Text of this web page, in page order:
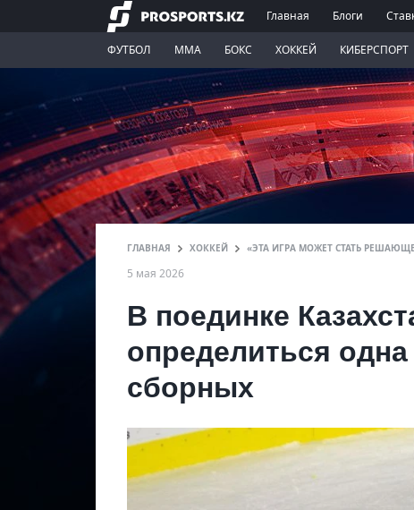
Главная Блоги
ФУТБОЛ ММА БОКС ХОККЕЙ КИБЕРСПОРТ
ГЛАВНАЯ ХОККЕЙ «ЭТА ИГРА МОЖЕТ СТАТЬ
5 мая 2026
В поединке
определиться
сборных